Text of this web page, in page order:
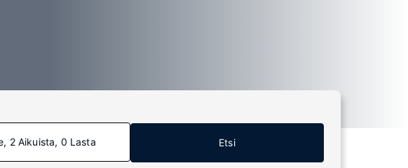
2 Aikuista, 0 Lasta Etsi